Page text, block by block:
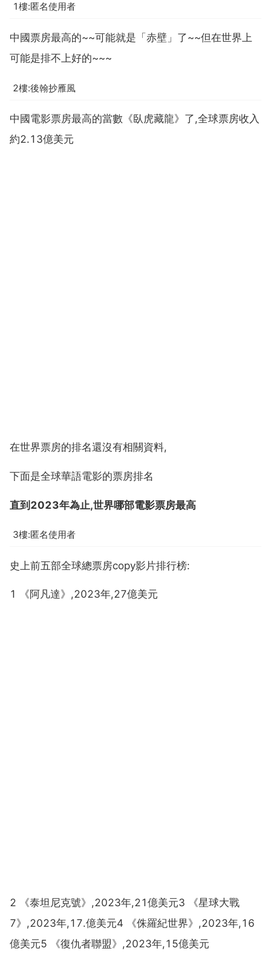
1樓:匿名使用者
中國票房最高的~~可能就是「赤壁」了~~但在世界上
可能是排不上好的~~~
2樓:後翰抄雁風
中國電影票房最高的當數《臥虎藏龍》了,全球票房收入
約2.13億美元
在世界票房的排名還沒有相關資料,
下面是全球華語電影的票房排名
直到2023年為止,世界哪部電影票房最高
3樓:匿名使用者
史上前五部全球總票房copy影片排行榜:
1 《阿凡達》,2023年,27億美元
2 《泰坦尼克號》,2023年,21億美元3 《星球大戰
7》,2023年,17.億美元4 《侏羅紀世界》,2023年,16
億美元5 《復仇者聯盟》,2023年,15億美元